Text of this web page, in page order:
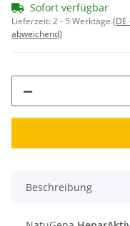
Sofort verfügbar
Lieferzeit:2 - 5 Werktage (DE
abweichend)
Beschreibung